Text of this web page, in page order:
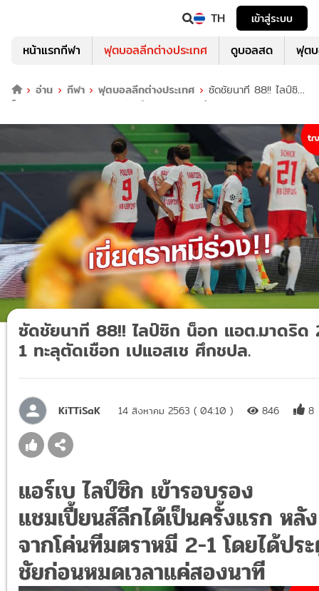
TH เข้าสู่ระบบ
หน้าแรกกีฬา ฟุตบอลลีกต่างประเทศ ดูบอลสด ฟุต
อ่าน กีฬา ฟุตบอลลีกต่างประเทศ
ซัดชัยนาที 88!! ไลป์ซิก
น็อก แอต.มาดริด 2-1 ทะลุตัดเชือก เปแอสเช ศึกชปล.
ซัดชัยนาที 88!! ไลป์ซิก น็อก แอต.มาดริด
1 ทะลุตัดเชือก เปแอสเช ศึกชปล.
KiTTiSaK 14 สิงหาคม 2563 ( 04:10 ) 846 8
แอร์เบ ไลป์ซิก เข้ารอบรอง
แชมเปี้ยนส์ลีกได้เป็นครั้งแรก หลัง
จากโค่นทีมตราหมี 2-1 โดยได้ปร
ชัยก่อนหมดเวลาแค่สองนาที